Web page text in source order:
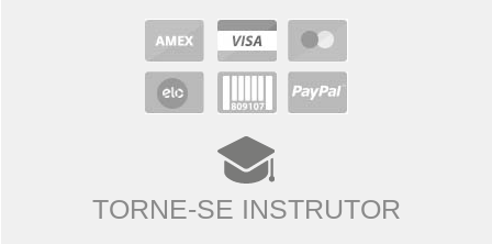
TORNE-SE INSTRUTOR